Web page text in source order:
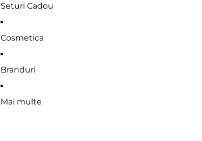
Seturi Cadou
Cosmetica
Branduri
Mai multe